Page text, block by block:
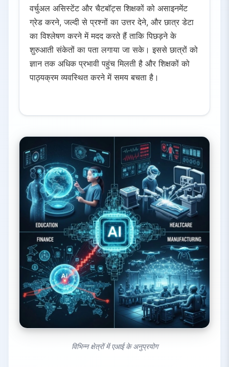
वर्चुअल असिस्टेंट और चैटबॉट्स शिक्षकों को असाइनमेंट
ग्रेड करने, जल्दी से प्रश्नों का उत्तर देने, और छात्र डेटा
का विश्लेषण करने में मदद करते हैं ताकि पिछड़ने के
शुरुआती संकेतों का पता लगाया जा सके। इससे छात्रों को
ज्ञान तक अधिक प्रभावी पहुंच मिलती है और शिक्षकों को
पाठ्यक्रम व्यवस्थित करने में समय बचता है।
विभिन्न क्षेत्रों में एआई के अनुप्रयोग